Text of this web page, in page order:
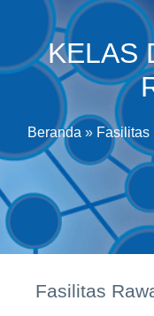
KELAS
Beranda » Fasilitas
Fasilitas